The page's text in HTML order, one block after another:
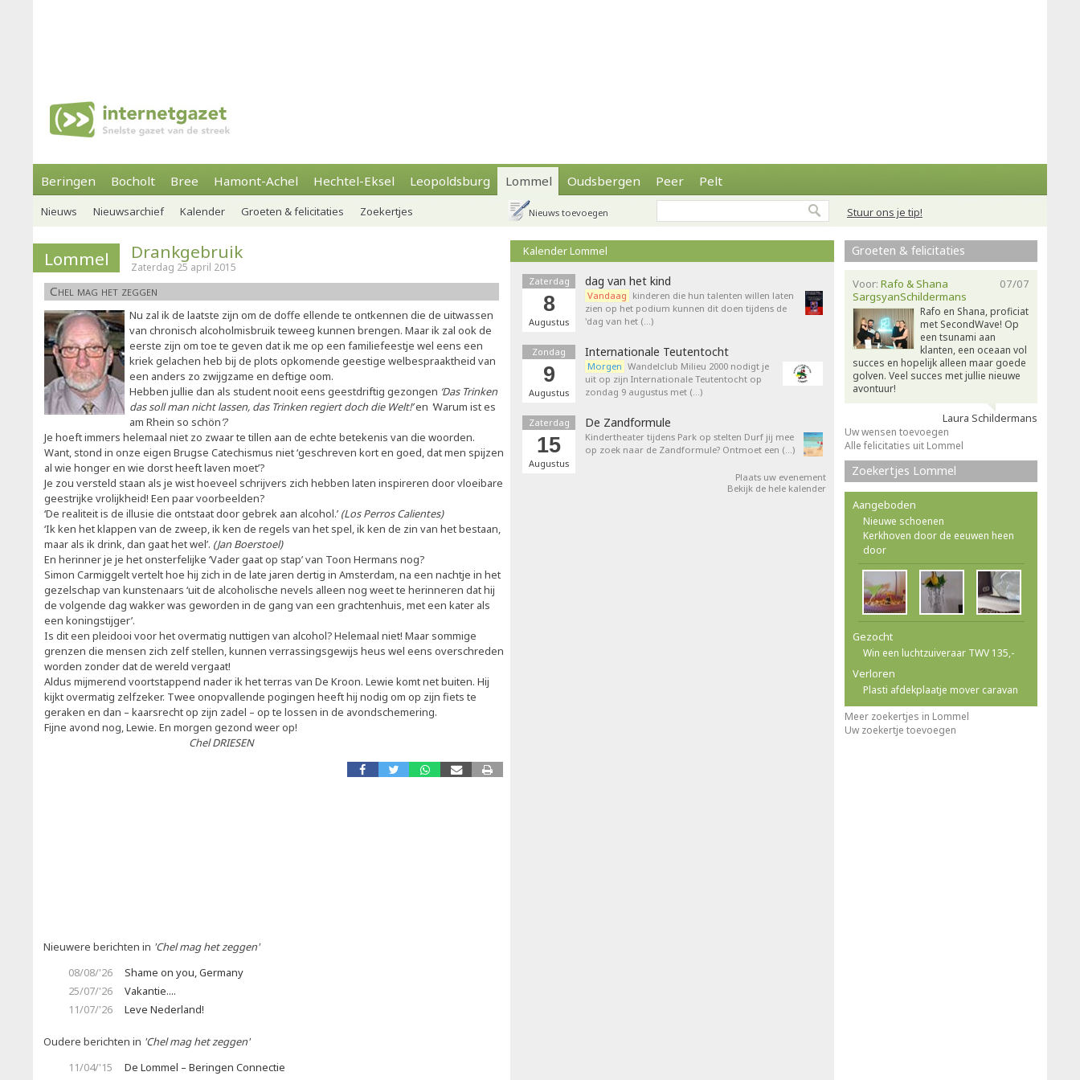
Beringen Bocholt Bree Hamont-Achel Hechtel-Eksel Leopoldsburg Lommel Oudsbergen Peer Pelt
Stuur ons je tip!
Nieuws Nieuwsarchief Kalender Groeten & felicitaties Zoekertjes Nieuws toevoegen
Lommel Drankgebruik
Zaterdag 25 april 2015
Chel mag het zeggen
Nu zal ik de laatste zijn om de doffe ellende te ontkennen die de uitwassen
van chronisch alcoholmisbruik teweeg kunnen brengen. Maar ik zal ook de
eerste zijn om toe te geven dat ik me op een familiefeestje wel eens een
kriek gelachen heb bij de plots opkomende geestige welbespraaktheid van
een anders zo zwijgzame en deftige oom.
Hebben jullie dan als student nooit eens geestdriftig gezongen ‘Das Trinken
das soll man nicht lassen, das Trinken regiert doch die Welt!’en 'Warum ist es
am Rhein so schön’?
Je hoeft immers helemaal niet zo zwaar te tillen aan de echte betekenis van die woorden.
Want, stond in onze eigen Brugse Catechismus niet ‘geschreven kort en goed, dat men spijzen
al wie honger en wie dorst heeft laven moet’?
Je zou versteld staan als je wist hoeveel schrijvers zich hebben laten inspireren door vloeibare
geestrijke vrolijkheid! Een paar voorbeelden?
‘De realiteit is de illusie die ontstaat door gebrek aan alcohol.’ (Los Perros Calientes)
‘Ik ken het klappen van de zweep, ik ken de regels van het spel, ik ken de zin van het bestaan,
maar als ik drink, dan gaat het wel’. (Jan Boerstoel)
En herinner je je het onsterfelijke ‘Vader gaat op stap’ van Toon Hermans nog?
Simon Carmiggelt vertelt hoe hij zich in de late jaren dertig in Amsterdam, na een nachtje in het
gezelschap van kunstenaars ‘uit de alcoholische nevels alleen nog weet te herinneren dat hij
de volgende dag wakker was geworden in de gang van een grachtenhuis, met een kater als
een koningstijger’.
Is dit een pleidooi voor het overmatig nuttigen van alcohol? Helemaal niet! Maar sommige
grenzen die mensen zich zelf stellen, kunnen verrassingsgewijs heus wel eens overschreden
worden zonder dat de wereld vergaat!
Aldus mijmerend voortstappend nader ik het terras van De Kroon. Lewie komt net buiten. Hij
kijkt overmatig zelfzeker. Twee onopvallende pogingen heeft hij nodig om op zijn fiets te
geraken en dan – kaarsrecht op zijn zadel – op te lossen in de avondschemering.
Fijne avond nog, Lewie. En morgen gezond weer op!
Chel DRIESEN
Nieuwere berichten in 'Chel mag het zeggen'
08/08/'26
Shame on you, Germany
25/07/'26
Vakantie....
11/07/'26
Leve Nederland!
Oudere berichten in 'Chel mag het zeggen'
11/04/'15
De Lommel – Beringen Connectie
Kalender Lommel
Zaterdag
8
Augustus
dag van het kind
Vandaag kinderen die hun talenten willen laten
zien op het podium kunnen dit doen tijdens de
'dag van het (…)
Zondag
9
Augustus
Internationale Teutentocht
Morgen Wandelclub Milieu 2000 nodigt je
uit op zijn Internationale Teutentocht op
zondag 9 augustus met (…)
Zaterdag
15
Augustus
De Zandformule
Kindertheater tijdens Park op stelten Durf jij mee
op zoek naar de Zandformule? Ontmoet een (…)
Plaats uw evenement
Bekijk de hele kalender
Groeten & felicitaties
07/07
Voor: Rafo & Shana
SargsyanSchildermans
Rafo en Shana, proficiat
met SecondWave! Op
een tsunami aan
klanten, een oceaan vol
succes en hopelijk alleen maar goede
golven. Veel succes met jullie nieuwe
avontuur!
Laura Schildermans
Uw wensen toevoegen
Alle felicitaties uit Lommel
Zoekertjes Lommel
Aangeboden
Nieuwe schoenen
Kerkhoven door de eeuwen heen
door
Gezocht
Win een luchtzuiveraar TWV 135,-
Verloren
Plasti afdekplaatje mover caravan
Meer zoekertjes in Lommel
Uw zoekertje toevoegen